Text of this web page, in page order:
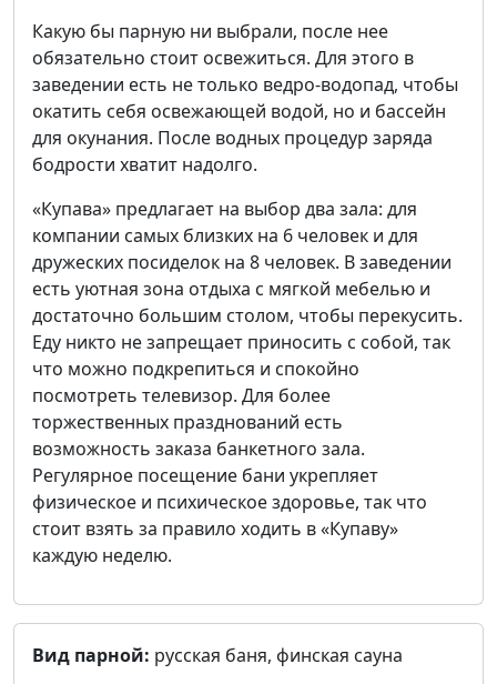
Какую бы парную ни выбрали, после нее
обязательно стоит освежиться. Для этого в
заведении есть не только ведро-водопад, чтобы
окатить себя освежающей водой, но и бассейн
для окунания. После водных процедур заряда
бодрости хватит надолго.
«Купава» предлагает на выбор два зала: для
компании самых близких на 6 человек и для
дружеских посиделок на 8 человек. В заведении
есть уютная зона отдыха с мягкой мебелью и
достаточно большим столом, чтобы перекусить.
Еду никто не запрещает приносить с собой, так
что можно подкрепиться и спокойно
посмотреть телевизор. Для более
торжественных празднований есть
возможность заказа банкетного зала.
Регулярное посещение бани укрепляет
физическое и психическое здоровье, так что
стоит взять за правило ходить в «Купаву»
каждую неделю.
Вид парной: русская баня, финская сауна